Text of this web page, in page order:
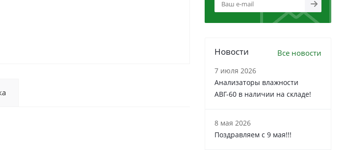
Новости Все новости
7 июля 2026
Анализаторы влажности
АВГ-60 в наличии на складе!
8 мая 2026
Поздравляем с 9 мая!!!